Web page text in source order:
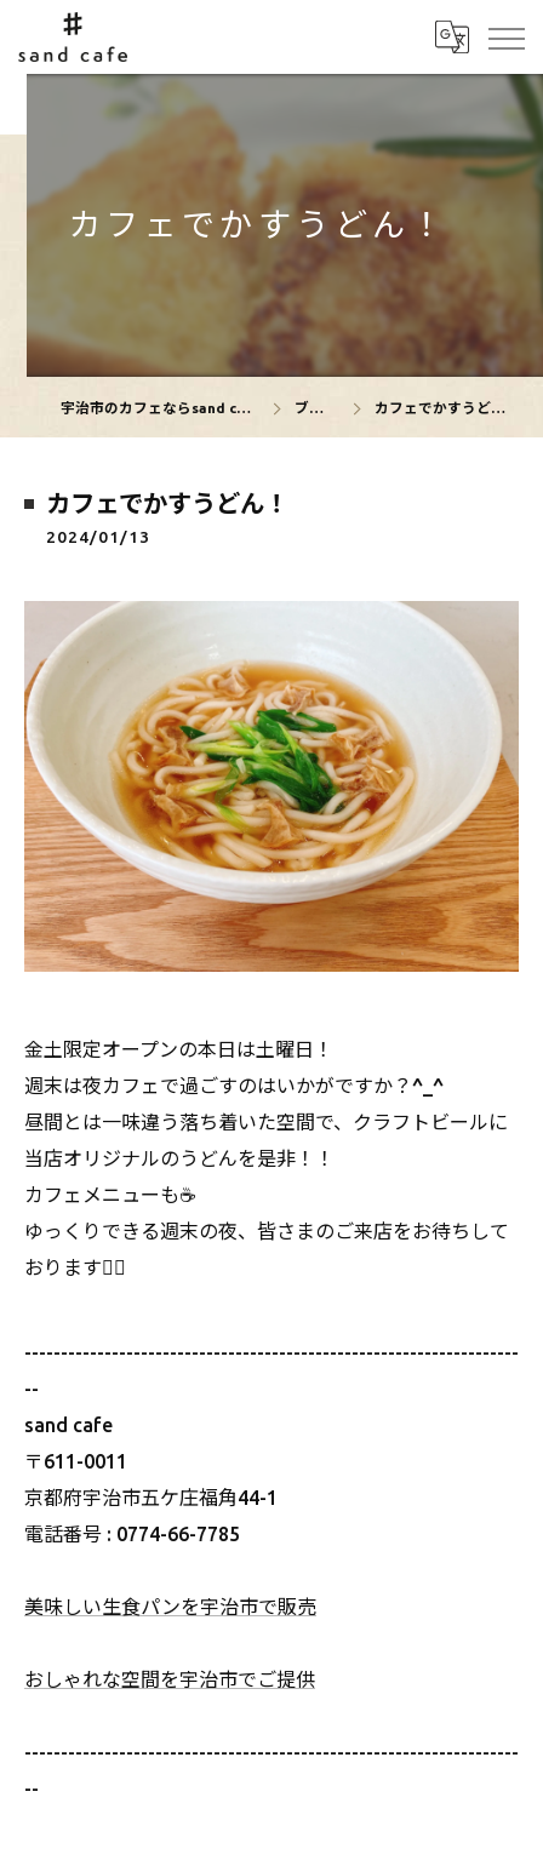
カフェでかすうどん！
宇治市のカフェならsand cafe ブログ カフェでかすうどん！
カフェでかすうどん！
2024/01/13
金土限定オープンの本日は土曜日！
週末は夜カフェで過ごすのはいかがですか？^_^
昼間とは一味違う落ち着いた空間で、クラフトビールに
当店オリジナルのうどんを是非！！
カフェメニューも☕️
ゆっくりできる週末の夜、皆さまのご来店をお待ちして
おります🙇‍♀️
--------------------------------------------------------------------
--
sand cafe
〒611-0011
京都府宇治市五ケ庄福角44-1
電話番号 : 0774-66-7785
美味しい生食パンを宇治市で販売
おしゃれな空間を宇治市でご提供
--------------------------------------------------------------------
--